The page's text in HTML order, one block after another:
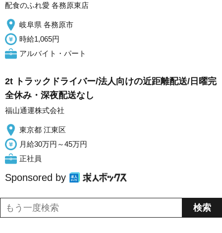
配食のふれ愛 各務原東店
岐阜県 各務原市
時給1,065円
アルバイト・パート
2t トラックドライバー/法人向けの近距離配送/日曜完
全休み・深夜配送なし
福山通運株式会社
東京都 江東区
月給30万円～45万円
正社員
Sponsored by